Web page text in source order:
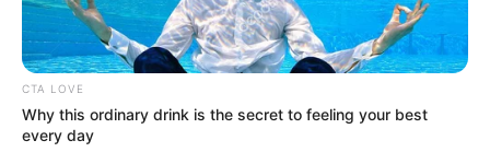
CTA LOVE
Why this ordinary drink is the secret to feeling your best
every day